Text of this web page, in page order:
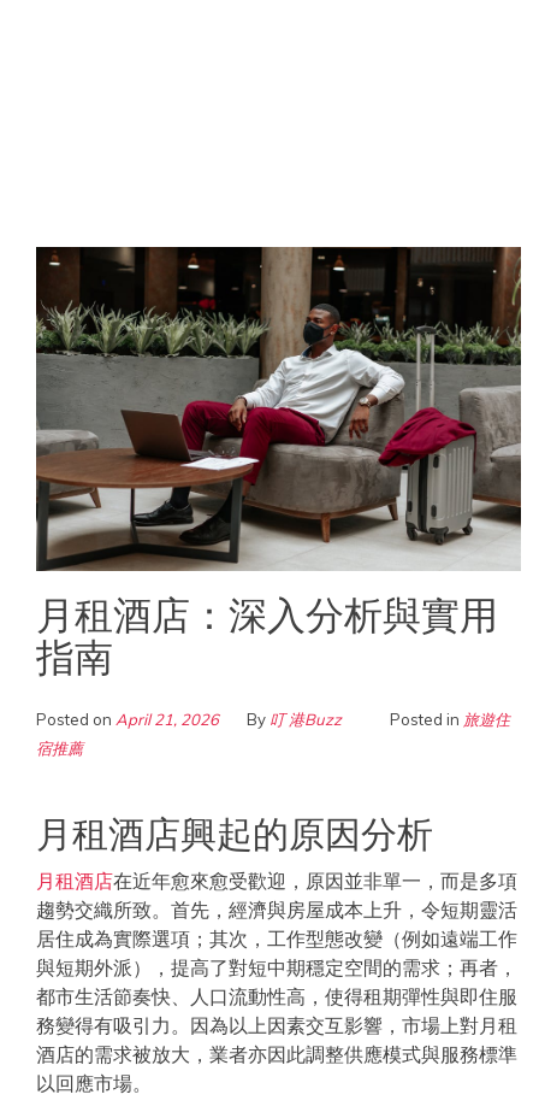
月租酒店：深入分析與實用
指南
Posted on April 21, 2026 By 叮 港Buzz Posted in 旅遊住
宿推薦
月租酒店興起的原因分析
月租酒店在近年愈來愈受歡迎，原因並非單一，而是多項
趨勢交織所致。首先，經濟與房屋成本上升，令短期靈活
居住成為實際選項；其次，工作型態改變（例如遠端工作
與短期外派），提高了對短中期穩定空間的需求；再者，
都市生活節奏快、人口流動性高，使得租期彈性與即住服
務變得有吸引力。因為以上因素交互影響，市場上對月租
酒店的需求被放大，業者亦因此調整供應模式與服務標準
以回應市場。